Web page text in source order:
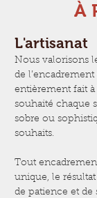
À
L'artisanat
Nous valorisons
de
entièrement fait à
souhaité chaque
sobre ou
souhaits.
Tout
unique, le résultat
de patience et de